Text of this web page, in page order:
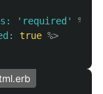
'required'
%>
true %>